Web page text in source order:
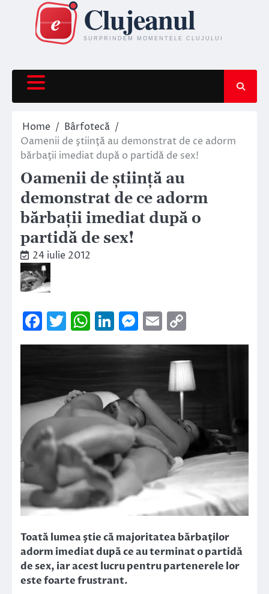
content
Home
Bârfotecă
Oamenii de ştiinţă au demonstrat de ce adorm
bărbaţii imediat după o partidă de sex!
Oamenii de ştiinţă au
demonstrat de ce adorm
bărbaţii imediat după o
partidă de sex!
24 iulie 2012
Facebook
Twitter
WhatsApp
LinkedIn
Messenger
Email
Link
Toată lumea ştie că majoritatea bărbaţilor
adorm imediat după ce au terminat o partidă
de sex, iar acest lucru pentru partenerele lor
este foarte frustrant.